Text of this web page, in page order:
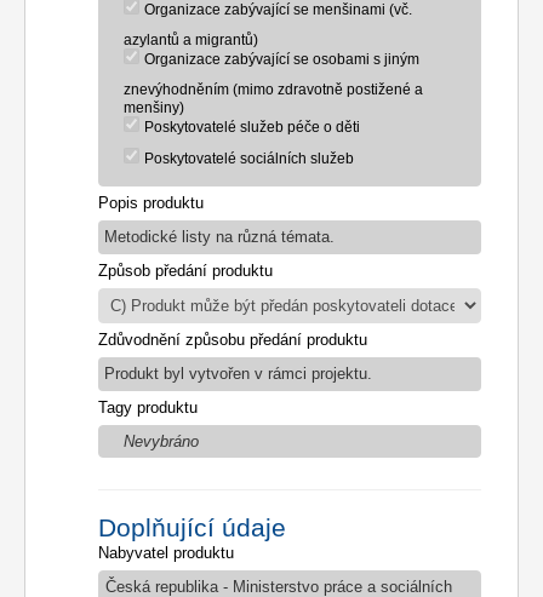
Organizace zabývající se menšinami (vč.
azylantů a migrantů)
Organizace zabývající se osobami s jiným
znevýhodněním (mimo zdravotně postižené a
menšiny)
Poskytovatelé služeb péče o děti
Poskytovatelé sociálních služeb
Popis produktu
Metodické listy na různá témata.
Způsob předání produktu
Zdůvodnění způsobu předání produktu
Produkt byl vytvořen v rámci projektu.
Tagy produktu
Nevybráno
Doplňující údaje
Nabyvatel produktu
Česká republika - Ministerstvo práce a sociálních